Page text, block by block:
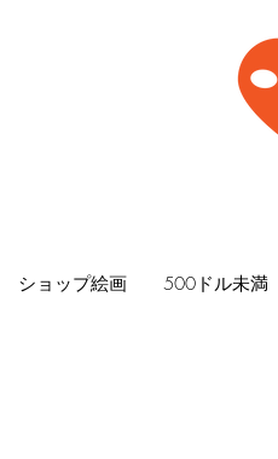
ショップ絵画 500ドル未満